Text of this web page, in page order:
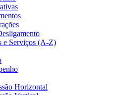
e Serviços (A-Z)
Horizontal